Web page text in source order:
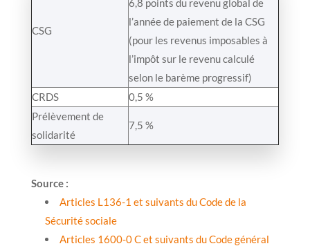
CSG
6,8 points du revenu global de
l’année de paiement de la CSG
(pour les revenus imposables à
l’impôt sur le revenu calculé
selon le barème progressif)
CRDS
0,5 %
Prélèvement de
solidarité
7,5 %
Source :
Articles L136-1 et suivants du Code de la
Sécurité sociale
Articles 1600-0 C et suivants du Code général